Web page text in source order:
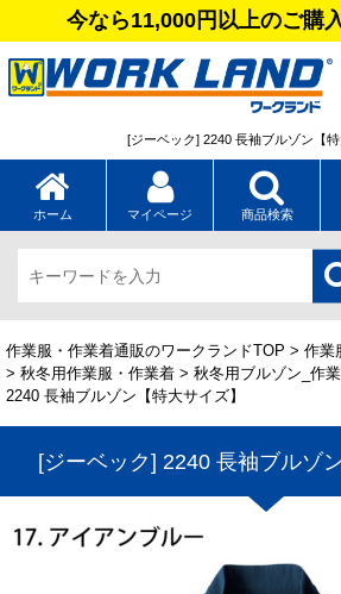
今なら11,000円以上のご購
[ジーベック] 2240 長袖ブルゾン【特
ホーム マイページ 商品検索
作業服・作業着通販のワークランドTOP > 作業
> 秋冬用作業服・作業着 > 秋冬用ブルゾン_作
2240 長袖ブルゾン【特大サイズ】
[ジーベック] 2240 長袖ブルゾ